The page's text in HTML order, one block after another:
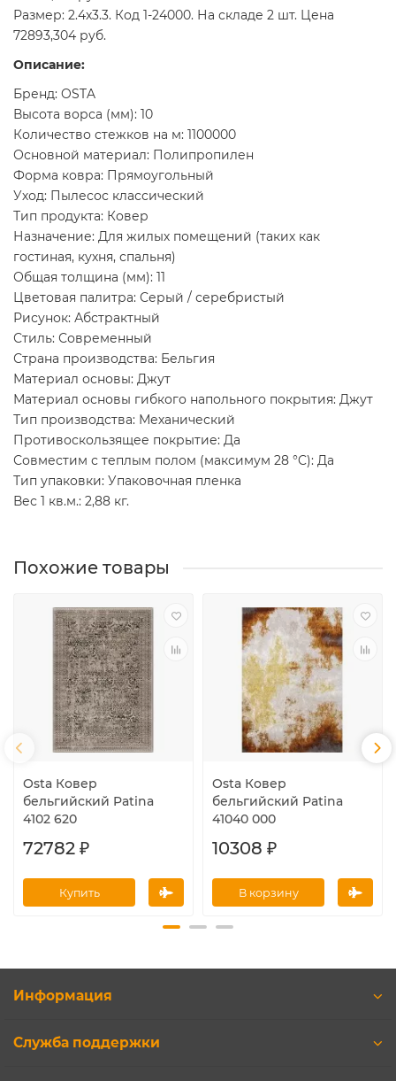
Размер: 2.4x3.3. Код 1-24000. На складе 2 шт. Цена
72893,304 руб.
Описание:
Бренд: OSTA
Высота ворса (мм): 10
Количество стежков на м: 1100000
Основной материал: Полипропилен
Форма ковра: Прямоугольный
Уход: Пылесос классический
Тип продукта: Ковер
Назначение: Для жилых помещений (таких как
гостиная, кухня, спальня)
Общая толщина (мм): 11
Цветовая палитра: Серый / серебристый
Рисунок: Абстрактный
Стиль: Современный
Страна производства: Бельгия
Материал основы: Джут
Материал основы гибкого напольного покрытия: Джут
Тип производства: Механический
Противоскользящее покрытие: Да
Совместим с теплым полом (максимум 28 °C): Да
Тип упаковки: Упаковочная пленка
Вес 1 кв.м.: 2,88 кг.
Похожие товары
Osta Ковер
бельгийский Patina
4102 620
72782 ₽
Купить
Osta Ковер
бельгийский Patina
41040 000
10308 ₽
В корзину
Информация
Служба поддержки